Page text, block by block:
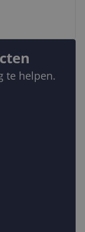
te helpen.